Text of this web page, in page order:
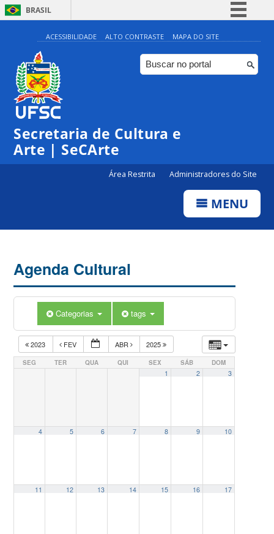
BRASIL
Simplifique!
Comunica BR
Participe
ACESSIBILIDADE ALTO CONTRASTE MAPA DO SITE
Secretaria de Cultura e
Arte | SeCArte
Área Restrita Administradores do Site
MENU
Agenda Cultural
Categorias tags
2023 FEV ABR 2025
SEG TER QUA QUI SEX SÁB DOM
1 2 3
4 5 6 7 8 9 10
11 12 13 14 15 16 17